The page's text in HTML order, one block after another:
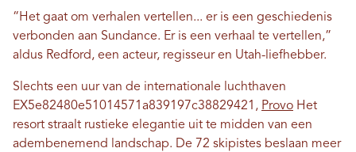
“Het gaat om verhalen vertellen... er is een geschiedenis
verbonden aan Sundance. Er is een verhaal te vertellen,”
aldus Redford, een acteur, regisseur en Utah-liefhebber.
Slechts een uur van de internationale luchthaven
EX5e82480e51014571a839197c38829421, Provo Het
resort straalt rustieke elegantie uit te midden van een
adembenemend landschap. De 72 skipistes beslaan meer